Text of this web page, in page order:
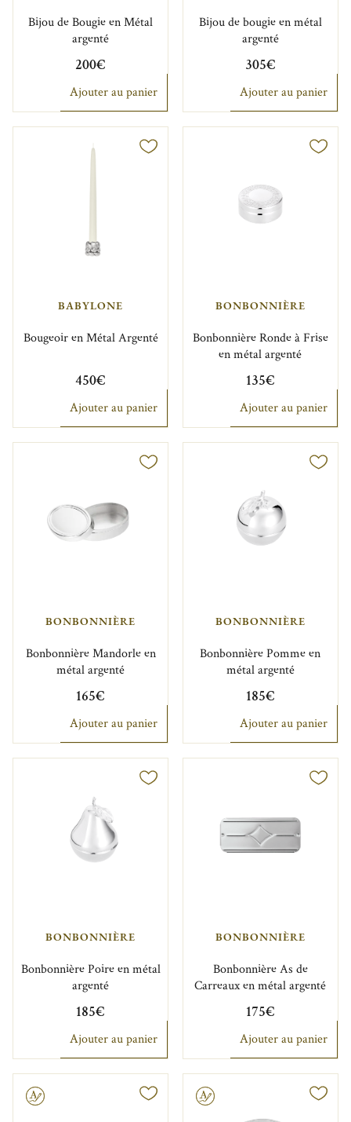
Bijou de Bougie en Métal
argenté
200€
Ajouter au panier
Bijou de bougie en métal
argenté
305€
Ajouter au panier
BABYLONE
Bougeoir en Métal Argenté
450€
Ajouter au panier
BONBONNIÈRE
Bonbonnière Ronde à Frise
en métal argenté
135€
Ajouter au panier
BONBONNIÈRE
Bonbonnière Mandorle en
métal argenté
165€
Ajouter au panier
BONBONNIÈRE
Bonbonnière Pomme en
métal argenté
185€
Ajouter au panier
BONBONNIÈRE
Bonbonnière Poire en métal
argenté
185€
Ajouter au panier
BONBONNIÈRE
Bonbonnière As de
Carreaux en métal argenté
175€
Ajouter au panier
Gravable